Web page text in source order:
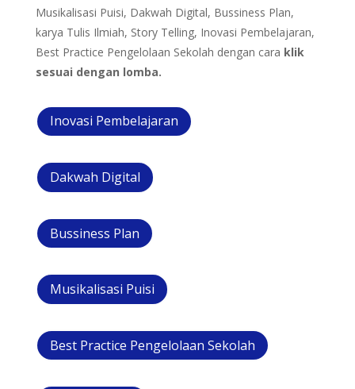
Musikalisasi Puisi, Dakwah Digital, Bussiness Plan,
karya Tulis Ilmiah, Story Telling, Inovasi Pembelajaran,
Best Practice Pengelolaan Sekolah dengan cara klik
sesuai dengan lomba.
Inovasi Pembelajaran
Dakwah Digital
Bussiness Plan
Musikalisasi Puisi
Best Practice Pengelolaan Sekolah